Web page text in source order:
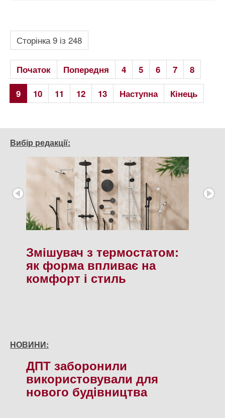
Сторінка 9 із 248
Початок Попередня 4 5 6 7
8
9
10 11 12 13 Наступна Кінець
Вибір редакції:
Змішувач з термостатом:
як форма впливає на
комфорт і стиль
НОВИНИ:
ДПТ заборонили
використовували для
нового будiвництва